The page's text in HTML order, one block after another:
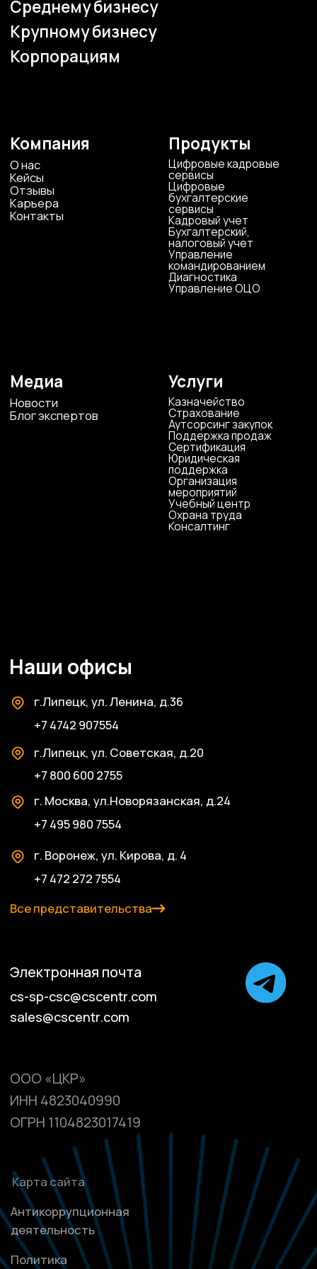
ООО «ЦКР»
ИНН 4823040990
ОГРН 1104823017419
Все представительства
Карта сайта
Электронная почта